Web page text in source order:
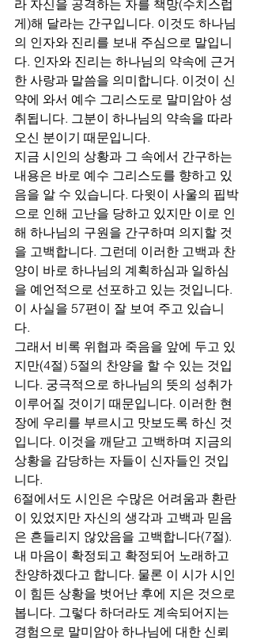
라 자신을 공격하는 자를 책망(수치스럽
게)해 달라는 간구입니다. 이것도 하나님
의 인자와 진리를 보내 주심으로 말입니
다. 인자와 진리는 하나님의 약속에 근거
한 사랑과 말씀을 의미합니다. 이것이 신
약에 와서 예수 그리스도로 말미암아 성
취됩니다. 그분이 하나님의 약속을 따라
오신 분이기 때문입니다.
지금 시인의 상황과 그 속에서 간구하는
내용은 바로 예수 그리스도를 향하고 있
음을 알 수 있습니다. 다윗이 사울의 핍박
으로 인해 고난을 당하고 있지만 이로 인
해 하나님의 구원을 간구하며 의지할 것
을 고백합니다. 그런데 이러한 고백과 찬
양이 바로 하나님의 계획하심과 일하심
을 예언적으로 선포하고 있는 것입니다.
이 사실을 57편이 잘 보여 주고 있습니
다.
그래서 비록 위협과 죽음을 앞에 두고 있
지만(4절) 5절의 찬양을 할 수 있는 것입
니다. 궁극적으로 하나님의 뜻의 성취가
이루어질 것이기 때문입니다. 이러한 현
장에 우리를 부르시고 맛보도록 하신 것
입니다. 이것을 깨닫고 고백하며 지금의
상황을 감당하는 자들이 신자들인 것입
니다.
6절에서도 시인은 수많은 어려움과 환란
이 있었지만 자신의 생각과 고백과 믿음
은 흔들리지 않았음을 고백합니다(7절).
내 마음이 확정되고 확정되어 노래하고
찬양하겠다고 합니다. 물론 이 시가 시인
이 힘든 상황을 벗어난 후에 지은 것으로
봅니다. 그렇다 하더라도 계속되어지는
경험으로 말미암아 하나님에 대한 신뢰